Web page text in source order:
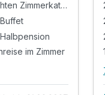
2 Übernachtungen in der gebuchten Zimmerkategorie
im Zimmer